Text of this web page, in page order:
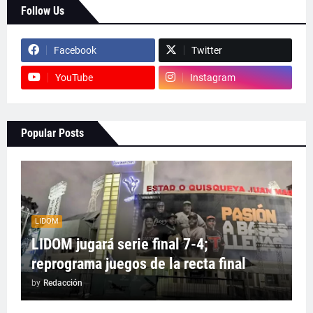
Follow Us
Facebook Twitter
YouTube Instagram
Popular Posts
LIDOM
LIDOM jugará serie final 7-4;
reprograma juegos de la recta final
by Redacción